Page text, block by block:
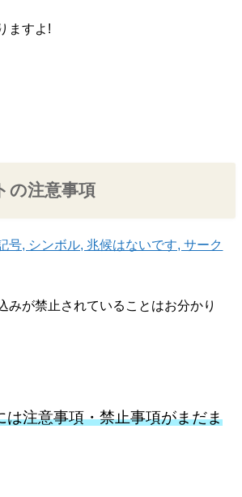
ますよ!
の注意事項
みが禁止されていることはお分かり
は注意事項・禁止事項がまだま